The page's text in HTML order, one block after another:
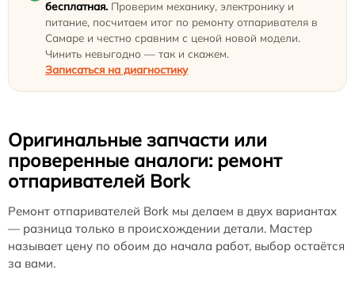
бесплатная. Проверим механику, электронику и
питание, посчитаем итог по ремонту отпаривателя в
Самаре и честно сравним с ценой новой модели.
Чинить невыгодно — так и скажем.
Записаться на диагностику
Оригинальные запчасти или
проверенные аналоги: ремонт
отпаривателей Bork
Ремонт отпаривателей Bork мы делаем в двух вариантах
— разница только в происхождении детали. Мастер
называет цену по обоим до начала работ, выбор остаётся
за вами.